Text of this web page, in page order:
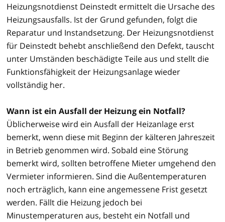
Heizungsnotdienst Deinstedt ermittelt die Ursache des
Heizungsausfalls. Ist der Grund gefunden, folgt die
Reparatur und Instandsetzung. Der Heizungsnotdienst
für Deinstedt behebt anschließend den Defekt, tauscht
unter Umständen beschädigte Teile aus und stellt die
Funktionsfähigkeit der Heizungsanlage wieder
vollständig her.
Wann ist ein Ausfall der Heizung ein Notfall?
Üblicherweise wird ein Ausfall der Heizanlage erst
bemerkt, wenn diese mit Beginn der kälteren Jahreszeit
in Betrieb genommen wird. Sobald eine Störung
bemerkt wird, sollten betroffene Mieter umgehend den
Vermieter informieren. Sind die Außentemperaturen
noch erträglich, kann eine angemessene Frist gesetzt
werden. Fällt die Heizung jedoch bei
Minustemperaturen aus, besteht ein Notfall und